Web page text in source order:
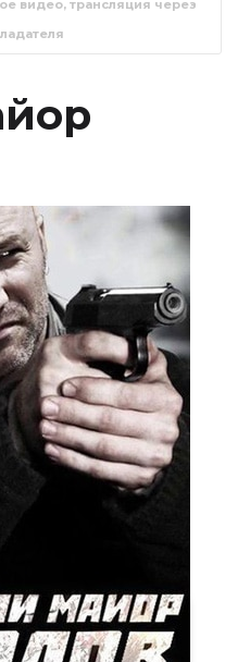
Соколов 1 сезон 1
видео, трансляция через